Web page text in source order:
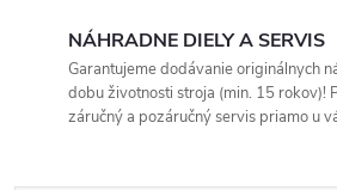
NÁHRADNE DIELY A SERVIS
Garantujeme dodávanie originálnych
dobu životnosti stroja (min. 15 rokov)!
záručný a pozáručný servis priamo u